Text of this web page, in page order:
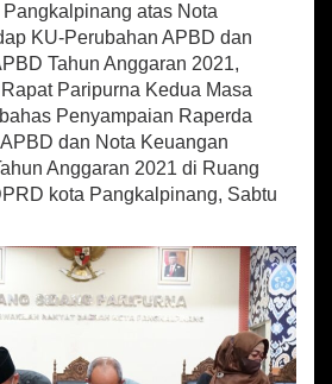
p
a
P
atas Nota
KU-Perubahan APBD dan
Tahun Anggaran 2021,
Paripurna Kedua Masa
Penyampaian Raperda
dan Nota Keuangan
Anggaran 2021 di Ruang
kota Pangkalpinang, Sabtu